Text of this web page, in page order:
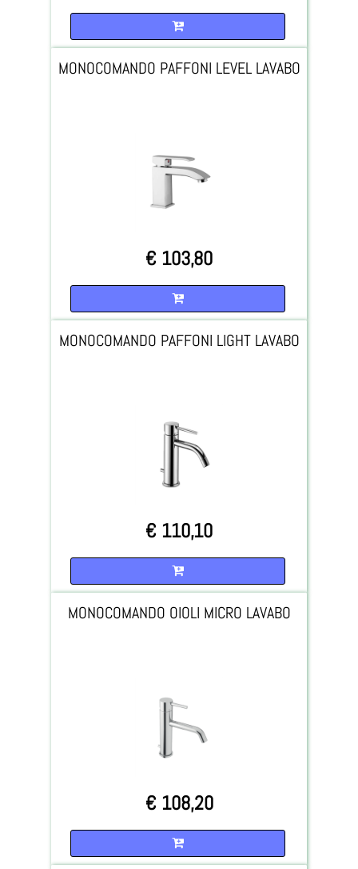
MONOCOMANDO PAFFONI LEVEL LAVABO
€ 103,80
MONOCOMANDO PAFFONI LIGHT LAVABO
€ 110,10
MONOCOMANDO OIOLI MICRO LAVABO
€ 108,20